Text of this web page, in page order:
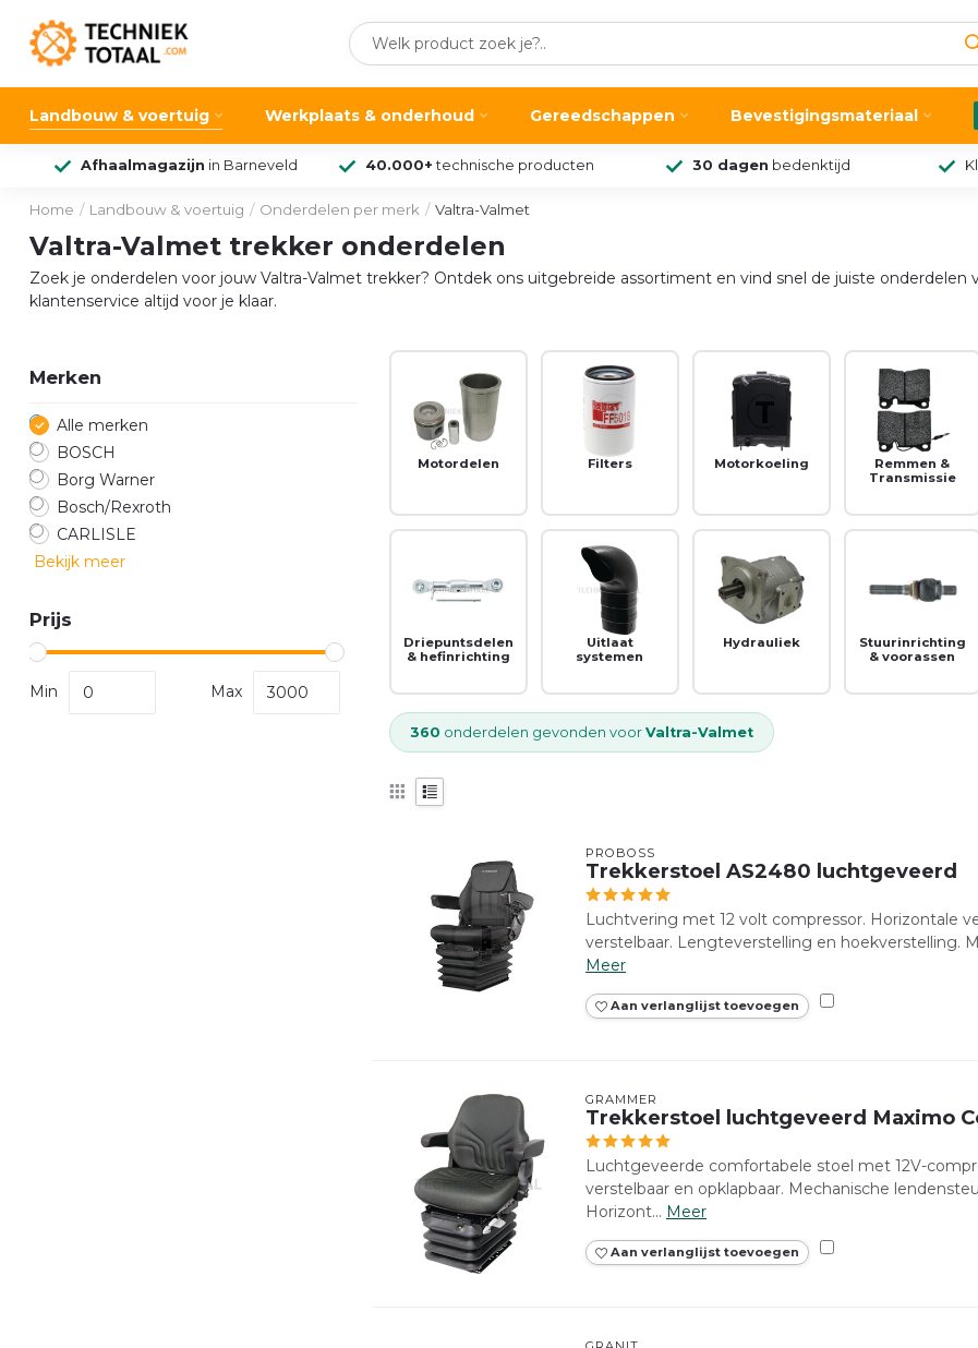
Landbouw & voertuig Werkplaats & onderhoud Gereedschappen Bevestigingsmateriaal
Afhaalmagazijn in Barneveld 40.000+ technische producten 30 dagen bedenktijd
Home / Landbouw & voertuig / Onderdelen per merk / Valtra-Valmet
Valtra-Valmet trekker onderdelen
Zoek je onderdelen voor jouw Valtra-Valmet trekker? Ontdek ons uitgebreide assortiment en vind snel de juiste onderdelen
klantenservice altijd voor je klaar.
Merken
Alle merken
BOSCH
Borg Warner
Bosch/Rexroth
CARLISLE
Bekijk meer
Prijs
Min Max
Motordelen Filters Motorkoeling
Remmen &
Transmissie
Driepuntsdelen
& hefinrichting
Uitlaat
systemen
Hydrauliek
Stuurinrichting
& voorassen
360 onderdelen gevonden voor Valtra-Valmet
PROBOSS
Trekkerstoel AS2480 luchtgeveerd
Luchtvering met 12 volt compressor. Horizontale
verstelbaar. Lengteverstelling en hoekverstelling.
Meer
Aan verlanglijst toevoegen
GRAMMER
Trekkerstoel luchtgeveerd Maximo
Luchtgeveerde comfortabele stoel met 12V-
verstelbaar en opklapbaar. Mechanische
Horizont... Meer
Aan verlanglijst toevoegen